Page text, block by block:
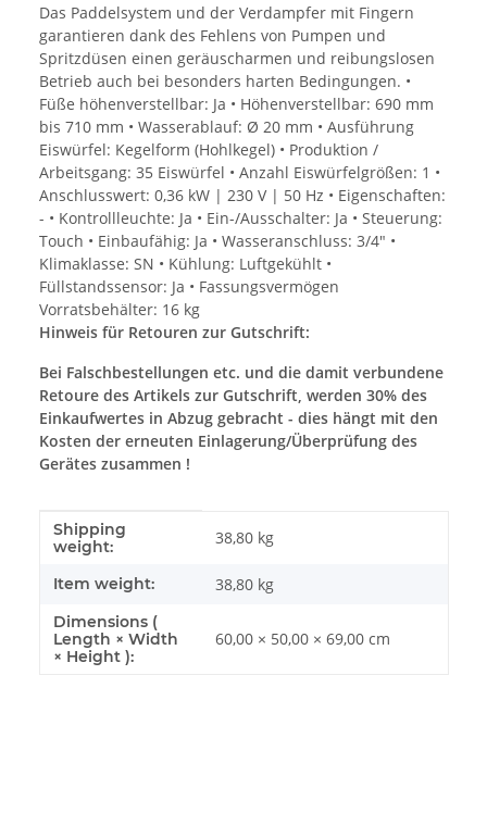
Das Paddelsystem und der Verdampfer mit Fingern
garantieren dank des Fehlens von Pumpen und
Spritzdüsen einen geräuscharmen und reibungslosen
Betrieb auch bei besonders harten Bedingungen. •
Füße höhenverstellbar: Ja • Höhenverstellbar: 690 mm
bis 710 mm • Wasserablauf: Ø 20 mm • Ausführung
Eiswürfel: Kegelform (Hohlkegel) • Produktion /
Arbeitsgang: 35 Eiswürfel • Anzahl Eiswürfelgrößen: 1 •
Anschlusswert: 0,36 kW | 230 V | 50 Hz • Eigenschaften:
- • Kontrollleuchte: Ja • Ein-/Ausschalter: Ja • Steuerung:
Touch • Einbaufähig: Ja • Wasseranschluss: 3/4" •
Klimaklasse: SN • Kühlung: Luftgekühlt •
Füllstandssensor: Ja • Fassungsvermögen
Vorratsbehälter: 16 kg
Hinweis für Retouren zur Gutschrift:
Bei Falschbestellungen etc. und die damit verbundene
Retoure des Artikels zur Gutschrift, werden 30% des
Einkaufwertes in Abzug gebracht - dies hängt mit den
Kosten der erneuten Einlagerung/Überprüfung des
Gerätes zusammen !
Item information
Value
Shipping
weight:
38,80 kg
Item weight: 38,80 kg
Dimensions (
Length × Width
× Height ):
60,00 × 50,00 × 69,00 cm